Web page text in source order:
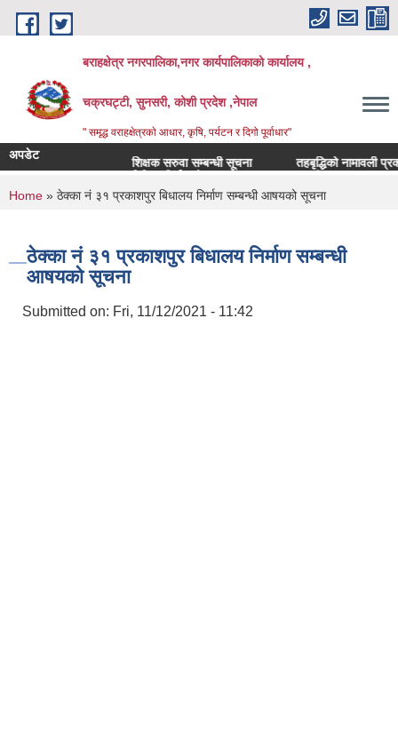
Skip to main content
बराहक्षेत्र नगरपालिका,नगर कार्यपालिकाको कार्यालय ,
चक्रघट्टी, सुनसरी, कोशी प्रदेश ,नेपाल
" समृद्ध वराहक्षेत्रकाे आधार, कृषि, पर्यटन र दिगो पूर्वाधार"
अपडेट
शिक्षक सरुवा सम्बन्धी सूचना
तहबृद्धिको नामावली प्रकाशन
You are here
Home » ठेक्का नं ३१ प्रकाशपुर बिधालय निर्माण सम्बन्धी आषयको सूचना
ठेक्का नं ३१ प्रकाशपुर बिधालय निर्माण सम्बन्धी
आषयको सूचना
Submitted on: Fri, 11/12/2021 - 11:42